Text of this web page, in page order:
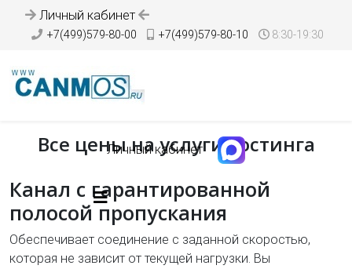
Личный кабинет
+7(499)579-80-00 +7(499)579-80-10 8:30-19:30
Личный кабинет
Все цены на услуги хостинга
Канал с гарантированной
полосой пропускания
Обеспечивает соединение с заданной скоростью,
которая не зависит от текущей нагрузки. Вы